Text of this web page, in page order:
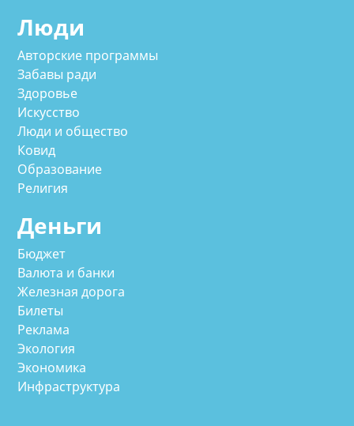
Люди
Авторские программы
Забавы ради
Здоровье
Искусство
Люди и общество
Ковид
Образование
Религия
Деньги
Бюджет
Валюта и банки
Железная дорога
Билеты
Реклама
Экология
Экономика
Инфраструктура